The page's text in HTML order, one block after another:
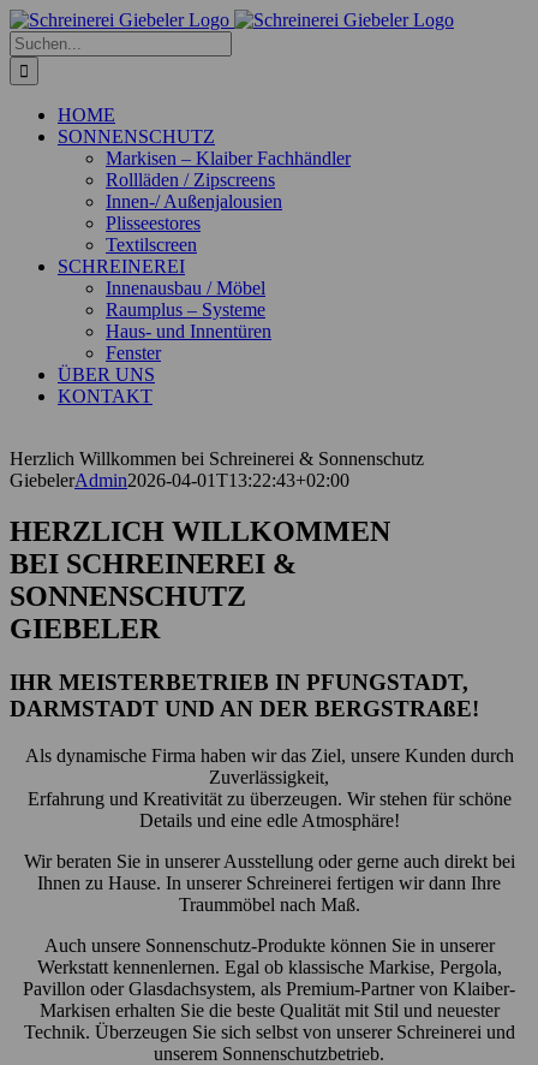
Zum
Inhalt
springen
Suche
nach:
HOME
SONNENSCHUTZ
Markisen – Klaiber Fachhändler
Rollläden / Zipscreens
Innen-/ Außenjalousien
Plisseestores
Textilscreen
SCHREINEREI
Innenausbau / Möbel
Raumplus – Systeme
Haus- und Innentüren
Fenster
ÜBER UNS
KONTAKT
Herzlich Willkommen bei Schreinerei & Sonnenschutz
GiebelerAdmin2026-04-01T13:22:43+02:00
HERZLICH WILLKOMMEN
BEI SCHREINEREI &
SONNENSCHUTZ
GIEBELER
IHR MEISTERBETRIEB IN PFUNGSTADT,
DARMSTADT UND AN DER BERGSTRAßE!
Als dynamische Firma haben wir das Ziel, unsere Kunden durch
Zuverlässigkeit,
Erfahrung und Kreativität zu überzeugen. Wir stehen für schöne
Details und eine edle Atmosphäre!
Wir beraten Sie in unserer Ausstellung oder gerne auch direkt bei
Ihnen zu Hause. In unserer Schreinerei fertigen wir dann Ihre
Traummöbel nach Maß.
Auch unsere Sonnenschutz-Produkte können Sie in unserer
Werkstatt kennenlernen. Egal ob klassische Markise, Pergola,
Pavillon oder Glasdachsystem, als Premium-Partner von Klaiber-
Markisen erhalten Sie die beste Qualität mit Stil und neuester
Technik. Überzeugen Sie sich selbst von unserer Schreinerei und
unserem Sonnenschutzbetrieb.